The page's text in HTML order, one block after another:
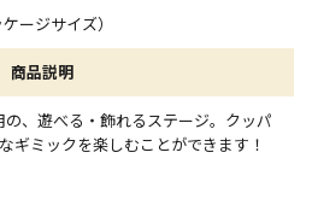
ージサイズ）
商品説明
、遊べる・飾れるステージ。クッパ
ギミックを楽しむことができます！